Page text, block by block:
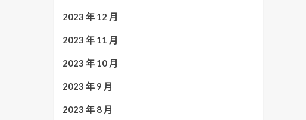
2023 年 12 月
2023 年 11 月
2023 年 10 月
2023 年 9 月
2023 年 8 月